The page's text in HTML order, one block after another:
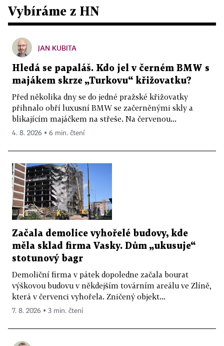
Vybíráme z HN
JAN KUBITA
Hledá se papaláš. Kdo jel v černém BMW s
majákem skrze „Turkovu“ křižovatku?
Před několika dny se do jedné pražské křižovatky
přihnalo obří luxusní BMW se začerněnými skly a
blikajícím majáčkem na střeše. Na červenou...
4. 8. 2026 ▪ 6 min. čtení
Začala demolice vyhořelé budovy, kde
měla sklad firma Vasky. Dům „ukusuje“
stotunový bagr
Demoliční firma v pátek dopoledne začala bourat
výškovou budovu v někdejším továrním areálu ve Zlíně,
která v červenci vyhořela. Zničený objekt...
7. 8. 2026 ▪ 3 min. čtení